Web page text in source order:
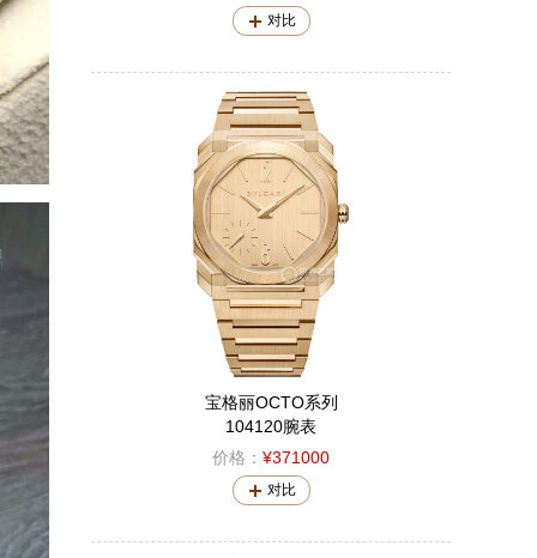
对比
宝格丽OCTO系列
104120腕表
价格： ¥371000
对比